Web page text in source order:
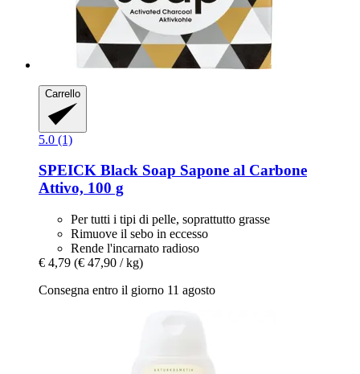
Carrello
5.0 (1)
SPEICK Black Soap Sapone al Carbone
Attivo, 100 g
Per tutti i tipi di pelle, soprattutto grasse
Rimuove il sebo in eccesso
Rende l'incarnato radioso
€ 4,79 (€ 47,90 / kg)
Consegna entro il giorno 11 agosto